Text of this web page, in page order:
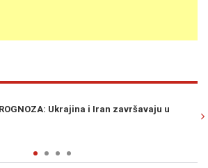
RACIJA U TEHERANU: Iranske vlasti uhapsile